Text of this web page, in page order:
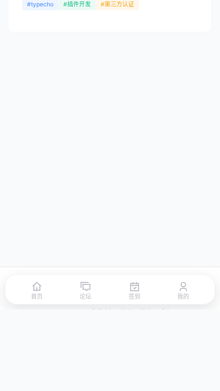
#typecho #插件开发 #第三方认证
首页 签到 积分商城 站点地图
© 2026 LLBBS 乐乐论坛 · 独立开发者阿乐出品
首页 论坛 签到 我的